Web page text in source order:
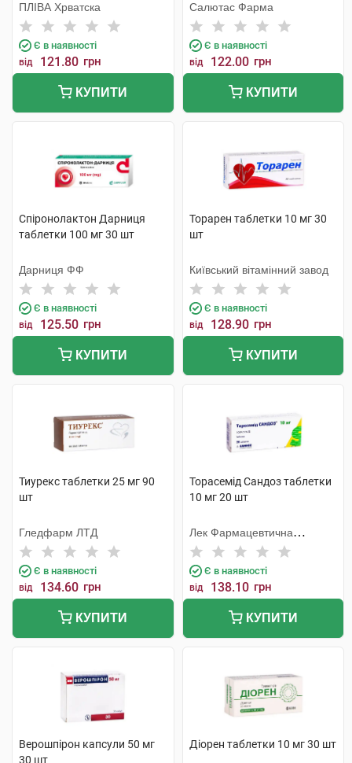
ПЛІВА Хрватска
Є в наявності
від 121.80 грн
КУПИТИ
Салютас Фарма
Є в наявності
від 122.00 грн
КУПИТИ
Спіронолактон Дарниця
таблетки 100 мг 30 шт
Дарниця ФФ
Є в наявності
від 125.50 грн
КУПИТИ
Торарен таблетки 10 мг 30
шт
Київський вітамінний завод
Є в наявності
від 128.90 грн
КУПИТИ
Тиурекс таблетки 25 мг 90
шт
Гледфарм ЛТД
Є в наявності
від 134.60 грн
КУПИТИ
Торасемід Сандоз таблетки
10 мг 20 шт
Лек Фармацевтична
компанія
Є в наявності
від 138.10 грн
КУПИТИ
Верошпірон капсули 50 мг
30 шт
Діорен таблетки 10 мг 30 шт